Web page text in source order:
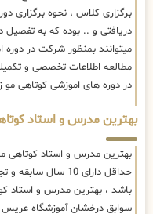
برگزاری کلاس ، نحوه برگزاری
دریافتی و .. بوده که به
میتوانند بمنظور شرکت در
مطالعه اطلاعات تخصصی و
در دوره های اموزشی کوتاهی مو
بهترین مدرس و استاد
بهترین مدرس و استاد کوتاهی
حداقل دارای 10
باشد ، بهترین مدرس و استاد
سوابق درخشان آموزشگاه